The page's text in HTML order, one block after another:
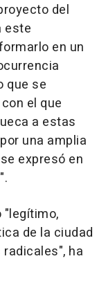
del
este
en un
que se
el que
a estas
una amplia
expresó en
"legítimo,
de la ciudad
ha